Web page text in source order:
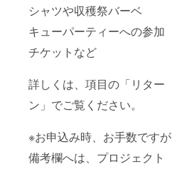
シャツや収穫祭バーベ
キューパーティーへの参加
チケットなど
詳しくは、項目の「リター
ン」でご覧ください。
※お申込み時、お手数ですが
備考欄へは、プロジェクト